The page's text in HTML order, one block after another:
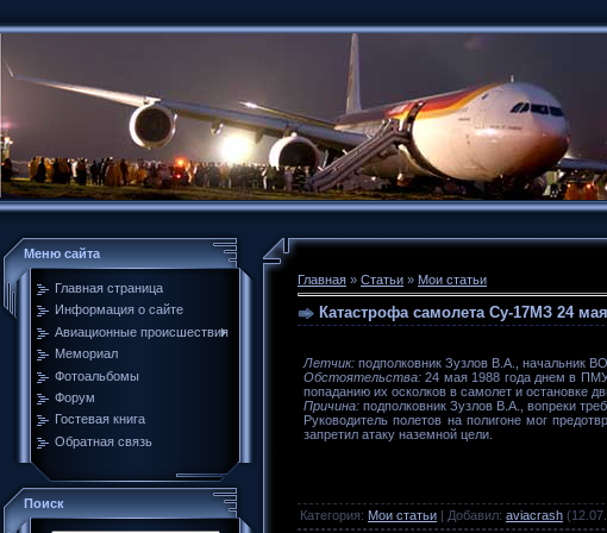
Меню сайта
Главная страница
Информация о сайте
Авиационные происшествия
Мемориал
Фотоальбомы
Форум
Гостевая книга
Обратная связь
Поиск
Главная » Статьи » Мои статьи
Катастрофа самолета Су-17МЗ 24
Летчик: подполковник Зузлов В.А., начальник
Обстоятельства: 24 мая 1988 года днем в
попаданию их осколков в самолет и остановке
Причина: подполковник Зузлов В.А., вопреки
Руководитель полетов на полигоне мог
запретил атаку наземной цели.
Категория: Мои статьи | Добавил: aviacrash